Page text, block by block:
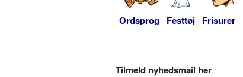
Ordsprog Festtøj Frisurer
Tilmeld nyhedsmail her